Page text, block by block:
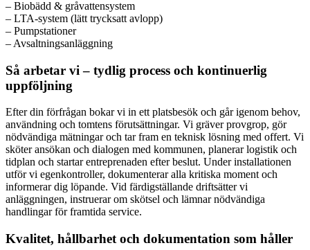
– Biobädd & gråvattensystem
– LTA-system (lätt trycksatt avlopp)
– Pumpstationer
– Avsaltningsanläggning
Så arbetar vi – tydlig process och kontinuerlig
uppföljning
Efter din förfrågan bokar vi in ett platsbesök och går igenom behov,
användning och tomtens förutsättningar. Vi gräver provgrop, gör
nödvändiga mätningar och tar fram en teknisk lösning med offert. Vi
sköter ansökan och dialogen med kommunen, planerar logistik och
tidplan och startar entreprenaden efter beslut. Under installationen
utför vi egenkontroller, dokumenterar alla kritiska moment och
informerar dig löpande. Vid färdigställande driftsätter vi
anläggningen, instruerar om skötsel och lämnar nödvändiga
handlingar för framtida service.
Kvalitet, hållbarhet och dokumentation som håller